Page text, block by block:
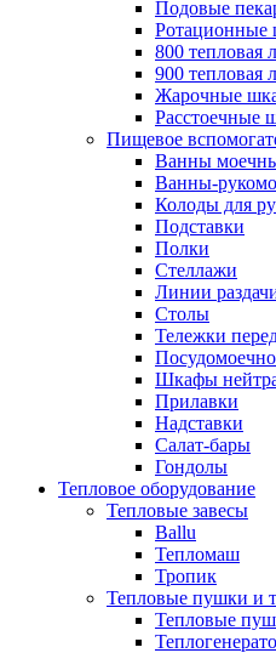
Подовые
800 тепловая
900 тепловая
Жарочные
Расстоечные
Пищевое
Ванны
Ванны-
Колоды для
Подставки
Полки
Стеллажи
Линии
Столы
Тележки
Шкафы
Прилавки
Надставки
Салат-бары
Гондолы
Тепловое оборудование
Тепловые завесы
Ballu
Тепломаш
Тропик
Тепловые пушки и
Тепловые